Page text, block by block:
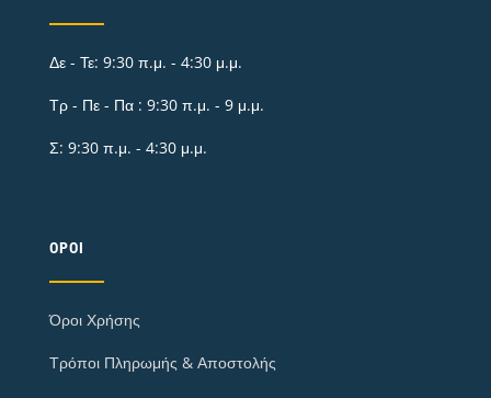
Δε - Τε: 9:30 π.μ. - 4:30 μ.μ.
Τρ - Πε - Πα : 9:30 π.μ. - 9 μ.μ.
Σ: 9:30 π.μ. - 4:30 μ.μ.
ΌΡΟΙ
Όροι Χρήσης
Τρόποι Πληρωμής & Αποστολής